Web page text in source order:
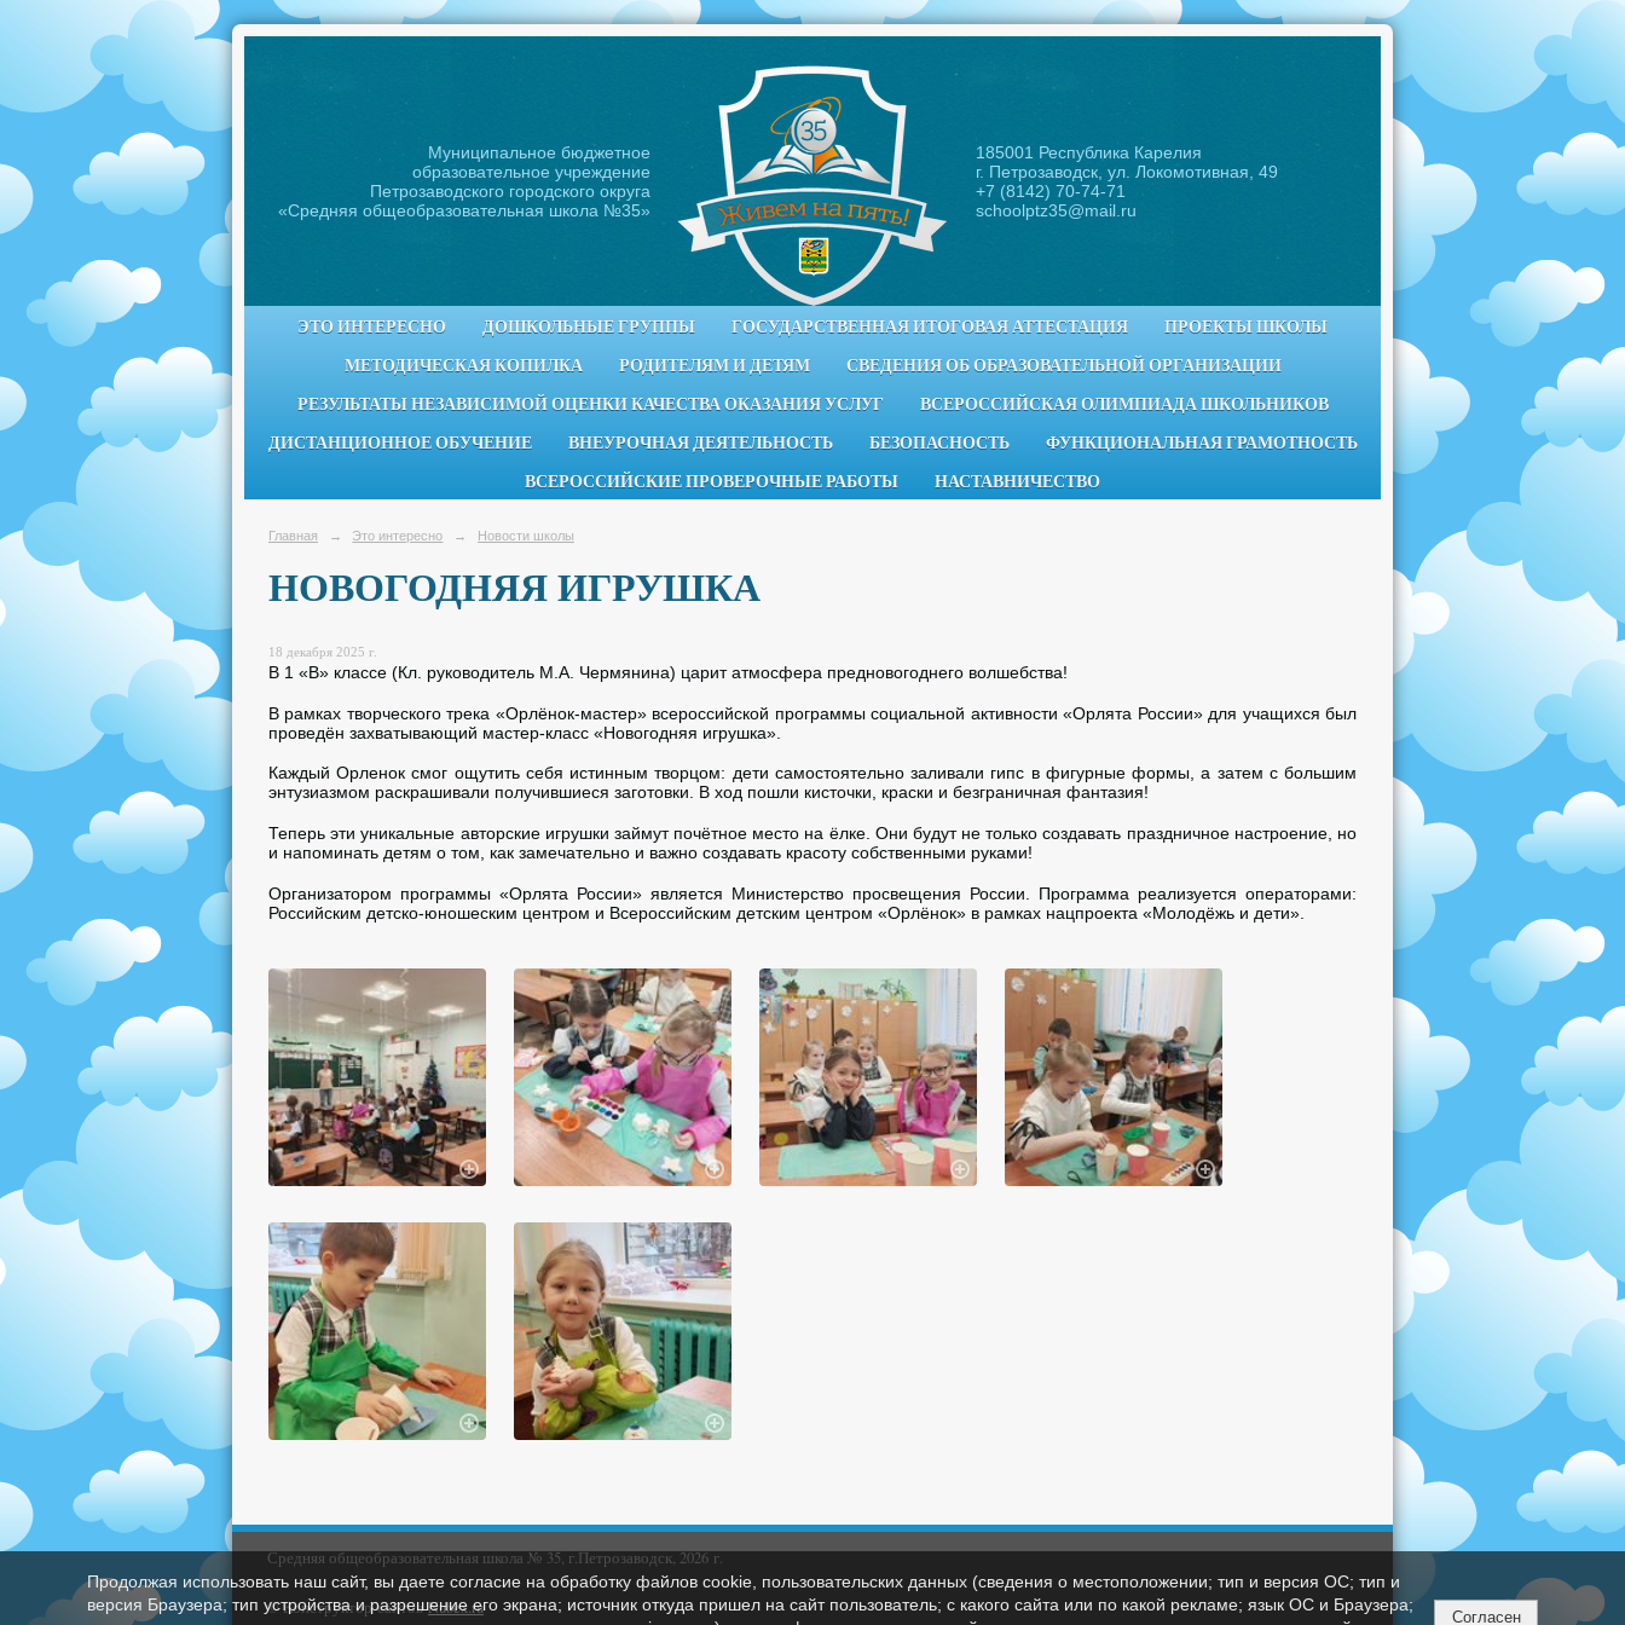
Муниципальное бюджетное
образовательное учреждение
Петрозаводского городского округа
«Средняя общеобразовательная школа №35»
185001 Республика Карелия
г. Петрозаводск, ул. Локомотивная, 49
+7 (8142) 70-74-71
schoolptz35@mail.ru
ЭТО ИНТЕРЕСНО ДОШКОЛЬНЫЕ ГРУППЫ ГОСУДАРСТВЕННАЯ ИТОГОВАЯ АТТЕСТАЦИЯ
ПРОЕКТЫ ШКОЛЫ
МЕТОДИЧЕСКАЯ КОПИЛКА
РОДИТЕЛЯМ И ДЕТЯМ
СВЕДЕНИЯ ОБ ОБРАЗОВАТЕЛЬНОЙ ОРГАНИЗАЦИИ
РЕЗУЛЬТАТЫ НЕЗАВИСИМОЙ ОЦЕНКИ КАЧЕСТВА ОКАЗАНИЯ УСЛУГ
ВСЕРОССИЙСКАЯ ОЛИМПИАДА ШКОЛЬНИКОВ
ДИСТАНЦИОННОЕ ОБУЧЕНИЕ
ВНЕУРОЧНАЯ ДЕЯТЕЛЬНОСТЬ БЕЗОПАСНОСТЬ
ФУНКЦИОНАЛЬНАЯ ГРАМОТНОСТЬ
ВСЕРОССИЙСКИЕ ПРОВЕРОЧНЫЕ РАБОТЫ
НАСТАВНИЧЕСТВО
Главная → Это интересно → Новости школы
НОВОГОДНЯЯ ИГРУШКА
18 декабря 2025 г.
В 1 «В» классе (Кл. руководитель М.А. Чермянина) царит атмосфера предновогоднего волшебства!
В рамках творческого трека «Орлёнок-мастер» всероссийской программы социальной активности «Орлята России» для учащихся был
проведён захватывающий мастер-класс «Новогодняя игрушка».
Каждый Орленок смог ощутить себя истинным творцом: дети самостоятельно заливали гипс в фигурные формы, а затем с большим
энтузиазмом раскрашивали получившиеся заготовки. В ход пошли кисточки, краски и безграничная фантазия!
Теперь эти уникальные авторские игрушки займут почётное место на ёлке. Они будут не только создавать праздничное настроение, но
и напоминать детям о том, как замечательно и важно создавать красоту собственными руками!
Организатором программы «Орлята России» является Министерство просвещения России. Программа реализуется операторами:
Российским детско-юношеским центром и Всероссийским детским центром «Орлёнок» в рамках нацпроекта «Молодёжь и дети».
Средняя общеобразовательная школа № 35, г.Петрозаводск, 2026 г.
© Конструктор сайтовNubex.ru
Продолжая использовать наш сайт, вы даете согласие на обработку файлов cookie, пользовательских данных (сведения о местоположении; тип и версия ОС; тип и
версия Браузера; тип устройства и разрешение его экрана; источник откуда пришел на сайт пользователь; с какого сайта или по какой рекламе; язык ОС и Браузера;
Согласен